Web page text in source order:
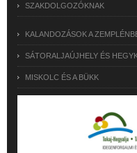
SZAKDOLGOZÓKNAK
KALANDOZÁSOK A
SÁTORALJAÚJHELY ÉS
MISKOLC ÉS A BÜKK